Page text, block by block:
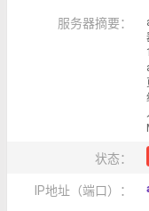
服务器摘要：
状态：
IP地址（端口）：